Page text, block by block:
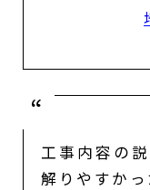
工事内容の
解りやすかっ